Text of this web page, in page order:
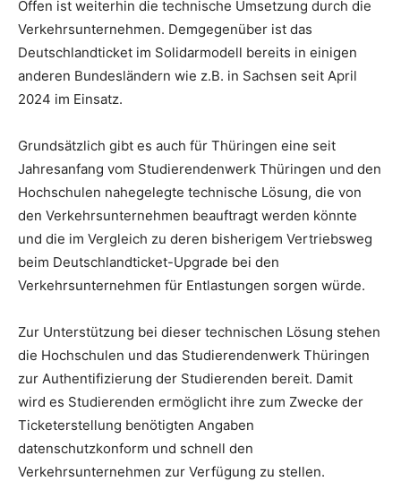
Offen ist weiterhin die technische Umsetzung durch die
Verkehrsunternehmen. Demgegenüber ist das
Deutschlandticket im Solidarmodell bereits in einigen
anderen Bundesländern wie z.B. in Sachsen seit April
2024 im Einsatz.
Grundsätzlich gibt es auch für Thüringen eine seit
Jahresanfang vom Studierendenwerk Thüringen und den
Hochschulen nahegelegte technische Lösung, die von
den Verkehrsunternehmen beauftragt werden könnte
und die im Vergleich zu deren bisherigem Vertriebsweg
beim Deutschlandticket-Upgrade bei den
Verkehrsunternehmen für Entlastungen sorgen würde.
Zur Unterstützung bei dieser technischen Lösung stehen
die Hochschulen und das Studierendenwerk Thüringen
zur Authentifizierung der Studierenden bereit. Damit
wird es Studierenden ermöglicht ihre zum Zwecke der
Ticketerstellung benötigten Angaben
datenschutzkonform und schnell den
Verkehrsunternehmen zur Verfügung zu stellen.